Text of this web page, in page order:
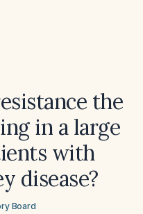
the
in a large
with
disease?
Board